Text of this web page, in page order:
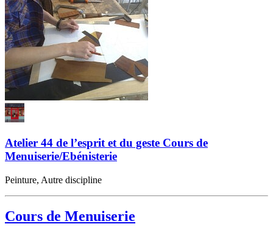
Atelier 44 de l’esprit et du geste Cours de
Menuiserie/Ebénisterie
Peinture, Autre discipline
Cours de Menuiserie